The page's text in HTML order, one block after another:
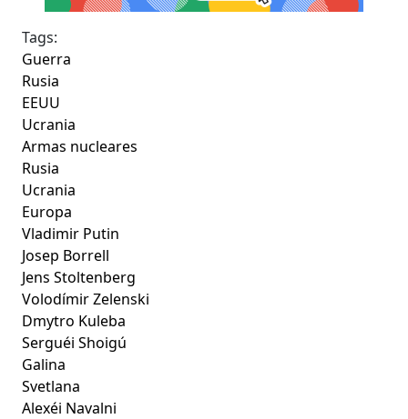
Tags:
Guerra
Rusia
EEUU
Ucrania
Armas nucleares
Rusia
Ucrania
Europa
Vladimir Putin
Josep Borrell
Jens Stoltenberg
Volodímir Zelenski
Dmytro Kuleba
Serguéi Shoigú
Galina
Svetlana
Alexéi Navalni